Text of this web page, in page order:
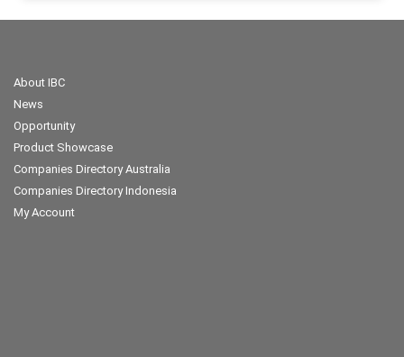
About IBC
News
Opportunity
Product Showcase
Companies Directory Australia
Companies Directory Indonesia
My Account